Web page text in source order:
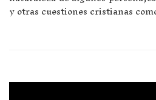
y otras cuestiones cristianas